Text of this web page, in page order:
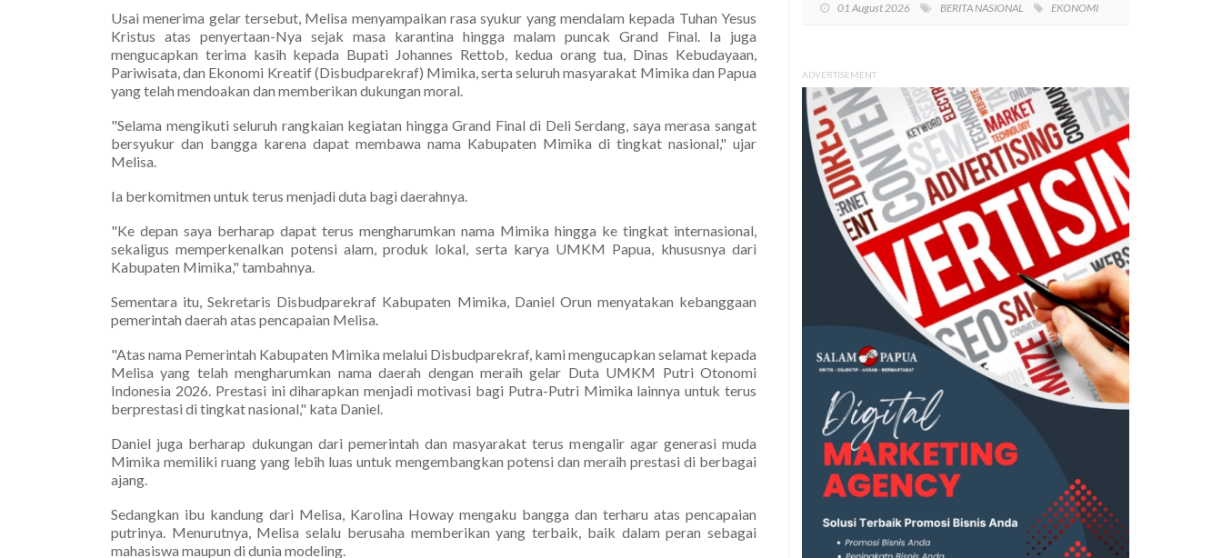
Usai menerima gelar tersebut, Melisa menyampaikan rasa syukur yang mendalam kepada Tuhan Yesus
Kristus atas penyertaan-Nya sejak masa karantina hingga malam puncak Grand Final. Ia juga
mengucapkan terima kasih kepada Bupati Johannes Rettob, kedua orang tua, Dinas Kebudayaan,
Pariwisata, dan Ekonomi Kreatif (Disbudparekraf) Mimika, serta seluruh masyarakat Mimika dan Papua
yang telah mendoakan dan memberikan dukungan moral.
"Selama mengikuti seluruh rangkaian kegiatan hingga Grand Final di Deli Serdang, saya merasa sangat
bersyukur dan bangga karena dapat membawa nama Kabupaten Mimika di tingkat nasional," ujar
Melisa.
Ia berkomitmen untuk terus menjadi duta bagi daerahnya.
"Ke depan saya berharap dapat terus mengharumkan nama Mimika hingga ke tingkat internasional,
sekaligus memperkenalkan potensi alam, produk lokal, serta karya UMKM Papua, khususnya dari
Kabupaten Mimika," tambahnya.
Sementara itu, Sekretaris Disbudparekraf Kabupaten Mimika, Daniel Orun menyatakan kebanggaan
pemerintah daerah atas pencapaian Melisa.
"Atas nama Pemerintah Kabupaten Mimika melalui Disbudparekraf, kami mengucapkan selamat kepada
Melisa yang telah mengharumkan nama daerah dengan meraih gelar Duta UMKM Putri Otonomi
Indonesia 2026. Prestasi ini diharapkan menjadi motivasi bagi Putra-Putri Mimika lainnya untuk terus
berprestasi di tingkat nasional," kata Daniel.
Daniel juga berharap dukungan dari pemerintah dan masyarakat terus mengalir agar generasi muda
Mimika memiliki ruang yang lebih luas untuk mengembangkan potensi dan meraih prestasi di berbagai
ajang.
Sedangkan ibu kandung dari Melisa, Karolina Howay mengaku bangga dan terharu atas pencapaian
putrinya. Menurutnya, Melisa selalu berusaha memberikan yang terbaik, baik dalam peran sebagai
mahasiswa maupun di dunia modeling.
01 August 2026 BERITA NASIONAL EKONOMI
ADVERTISEMENT